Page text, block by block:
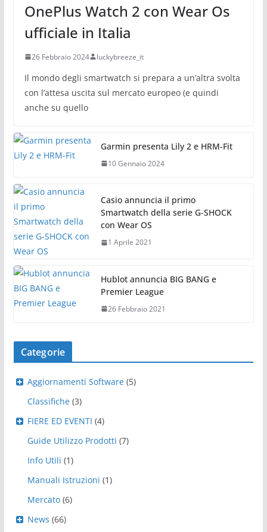
OnePlus Watch 2 con Wear Os
ufficiale in Italia
26 Febbraio 2024 luckybreeze_it
Il mondo degli smartwatch si prepara a un’altra svolta
con l’attesa uscita sul mercato europeo (e quindi
anche su quello
Garmin presenta Lily 2 e HRM-Fit
10 Gennaio 2024
Casio annuncia il primo
Smartwatch della serie G-SHOCK
con Wear OS
1 Aprile 2021
Hublot annuncia BIG BANG e
Premier League
26 Febbraio 2021
Categorie
Aggiornamenti Software (5)
Classifiche (3)
FIERE ED EVENTI (4)
Guide Utilizzo Prodotti (7)
Info Utili (1)
Manuali Istruzioni (1)
Mercato (6)
News (66)